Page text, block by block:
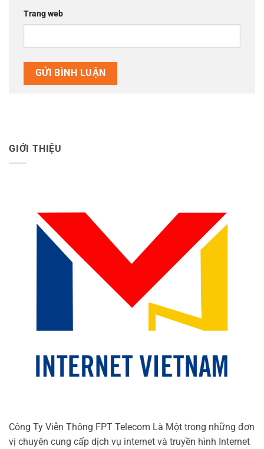
Trang web
GIỚI THIỆU
Công Ty Viễn Thông FPT Telecom Là Một trong những đơn
vị chuyên cung cấp dịch vụ internet và truyền hình Internet